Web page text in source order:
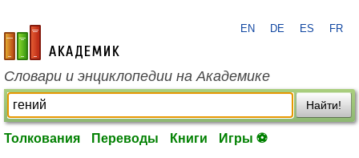
academic.ru
EN DE ES FR
Словари и энциклопедии на Академике
Найти!
Толкования Переводы Книги Игры ⚽